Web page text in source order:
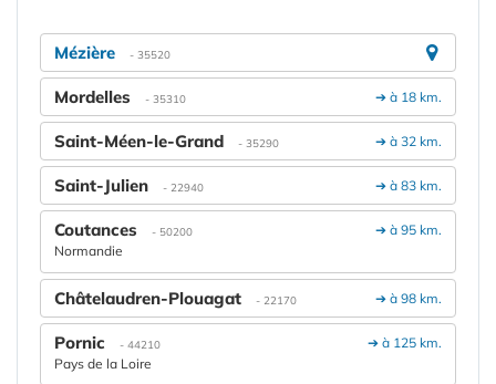
Mézière - 35520
➔ à 18 km.
Mordelles - 35310
➔ à 32 km.
Saint-Méen-le-Grand - 35290
➔ à 83 km.
Saint-Julien - 22940
➔ à 95 km.
Coutances - 50200
Normandie
➔ à 98 km.
Châtelaudren-Plouagat - 22170
➔ à 125 km.
Pornic - 44210
Pays de la Loire